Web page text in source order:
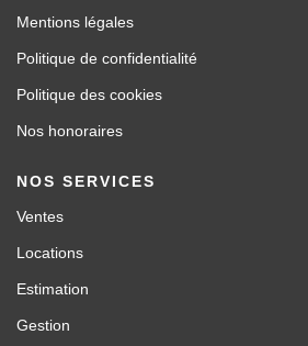
Mentions légales
Politique de confidentialité
Politique des cookies
Nos honoraires
NOS SERVICES
Ventes
Locations
Estimation
Gestion